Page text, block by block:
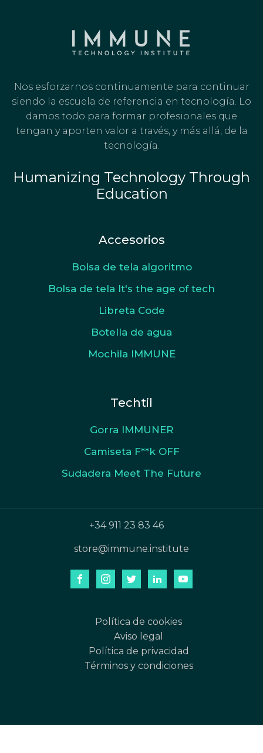
Nos esforzarnos continuamente para continuar
siendo la escuela de referencia en tecnología. Lo
damos todo para formar profesionales que
tengan y aporten valor a través, y más allá, de la
tecnología.
Humanizing Technology Through
Education
Accesorios
Bolsa de tela algoritmo
Bolsa de tela It's the age of tech
Libreta Code
Botella de agua
Mochila IMMUNE
Techtil
Gorra IMMUNER
Camiseta F**k OFF
Sudadera Meet The Future
+34 911 23 83 46
store@immune.institute
Política de cookies
Aviso legal
Política de privacidad
Términos y condiciones